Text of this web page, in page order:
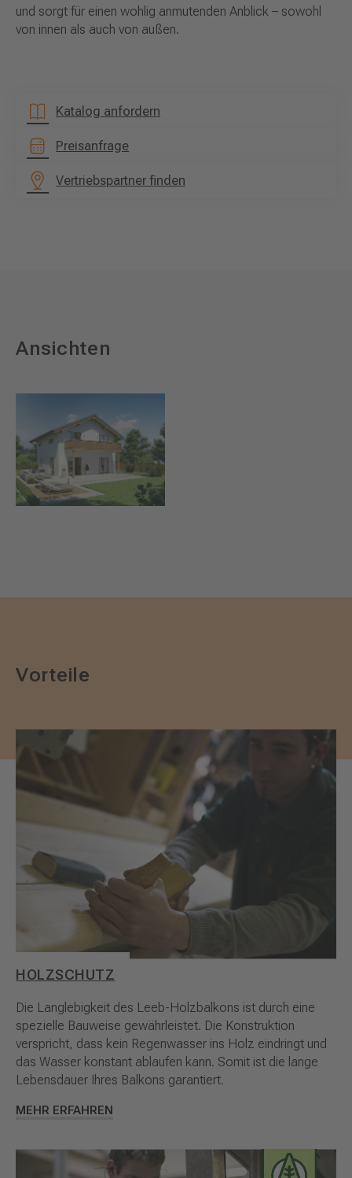
und sorgt für einen wohlig anmutenden Anblick – sowohl
von innen als auch von außen.
Katalog anfordern
Preisanfrage
Vertriebspartner finden
Ansichten
Vorteile
HOLZSCHUTZ
Die Langlebigkeit des Leeb-Holzbalkons ist durch eine
spezielle Bauweise gewährleistet. Die Konstruktion
verspricht, dass kein Regenwasser ins Holz eindringt und
das Wasser konstant ablaufen kann. Somit ist die lange
Lebensdauer Ihres Balkons garantiert.
MEHR ERFAHREN